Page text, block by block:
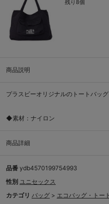
残り8個
商品説明
プラスビーオリジナルのトートバッグ
◆素材：ナイロン
商品詳細
品番 ydb4570199754993
性別 ユニセックス
カテゴリ バッグ > エコバッグ・トー